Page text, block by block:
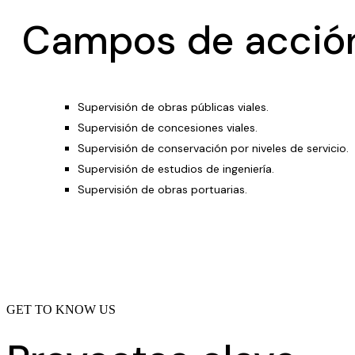
Campos de
Supervisión de obras públicas viales.
Supervisión de concesiones viales.
Supervisión de conservación por niveles de servicio.
Supervisión de estudios de ingeniería.
Supervisión de obras portuarias.
GET TO KNOW US